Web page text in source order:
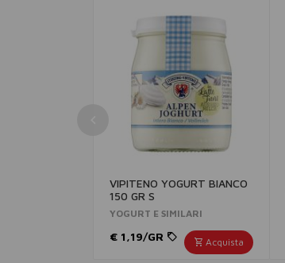
VIPITENO YOGURT BIANCO
150 GR S
YOGURT E SIMILARI
Acquista
€ 1,19/GR